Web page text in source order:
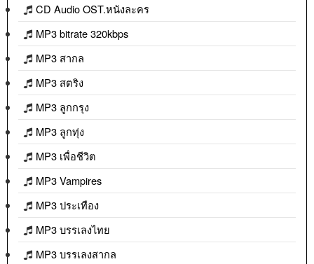
CD Audio OST.หนังละคร
MP3 bitrate 320kbps
MP3 สากล
MP3 สตริง
MP3 ลูกกรุง
MP3 ลูกทุ่ง
MP3 เพื่อชีวิต
MP3 Vampires
MP3 ประเทือง
MP3 บรรเลงไทย
MP3 บรรเลงสากล